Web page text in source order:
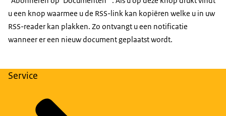
u een knop waarmee u de RSS-link kan kopiëren welke u in uw
RSS-reader kan plakken. Zo ontvangt u een notificatie
wanneer er een nieuw document geplaatst wordt.
Service